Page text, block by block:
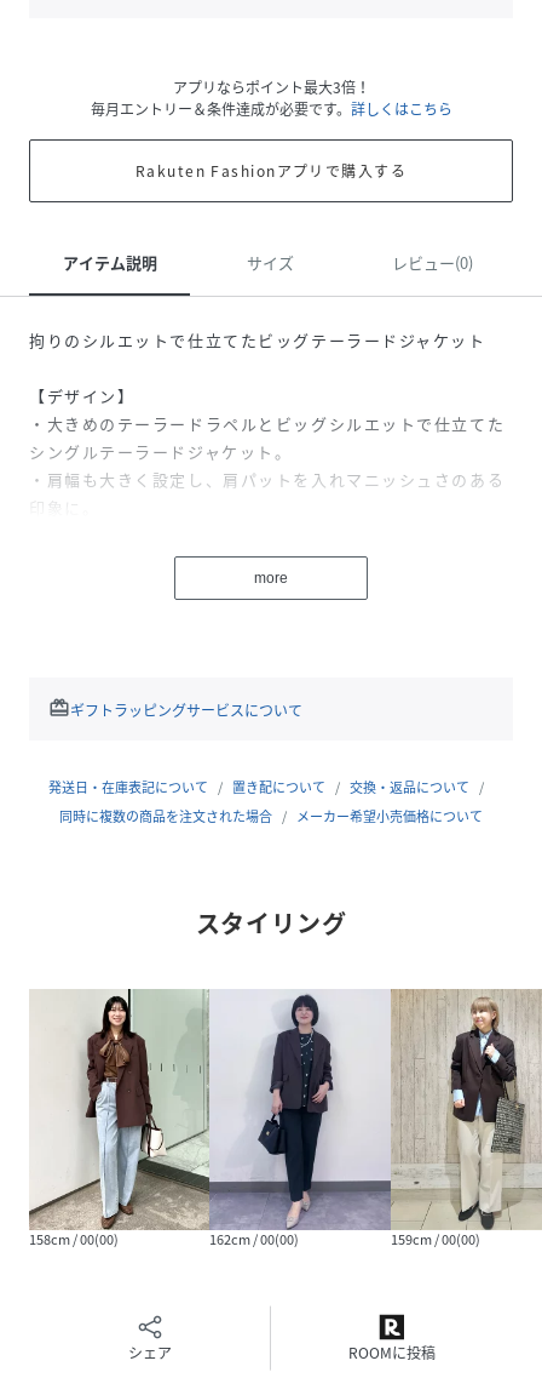
アプリならポイント最大3倍！
毎月エントリー＆条件達成が必要です。 詳しくはこちら
Rakuten Fashionアプリで購入する
アイテム説明 サイズ レビュー(0)
拘りのシルエットで仕立てたビッグテーラードジャケット
【デザイン】
・大きめのテーラードラペルとビッグシルエットで仕立てた
シングルテーラードジャケット。
・肩幅も大きく設定し、肩パットを入れマニッシュさのある
印象に。
む拘りのパターンで仕上げています。
・大きめの1つボタンもアクセントに。
・ポリエステルでありながら、特殊加工によりレーヨンのよ
うな膨らみとソフトさを兼ね備えた素材。
・裏地：総裏仕立て
・後ろベンツ
※この製品は、太陽光線中の紫外線（UV）を通しにくくしま
す。この効果は永久的ではありません。
－－－－－－－－－－－－－－－－－－
「特別なあなたの、サマになる服。」
自分らしさを表現したい、全ての女性へ。
良質な素材と、美しいフォルムによる快適な着心地。
more
redeemギフトラッピングサービスについて
発送日・在庫表記について 置き配について
交換・返品について
同時に複数の商品を注文された場合
メーカー希望小売価格について
スタイリング
158cm / 00(00) 162cm / 00(00) 159cm / 00(00)
シェア ROOMに投稿